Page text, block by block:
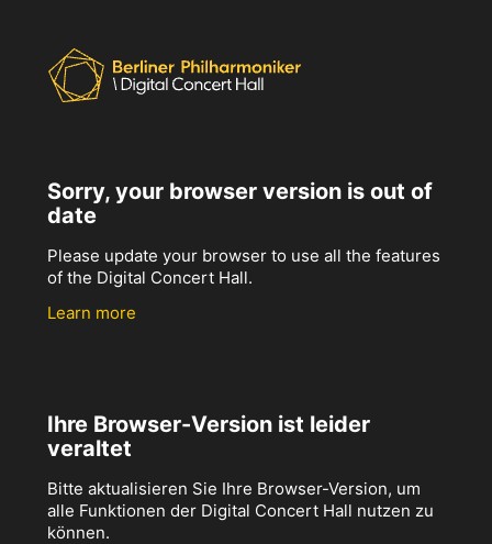
Sorry, your browser version is out of
date
Please update your browser to use all the features
of the Digital Concert Hall.
Learn more
Ihre Browser-Version ist leider
veraltet
Bitte aktualisieren Sie Ihre Browser-Version, um
alle Funktionen der Digital Concert Hall nutzen zu
können.